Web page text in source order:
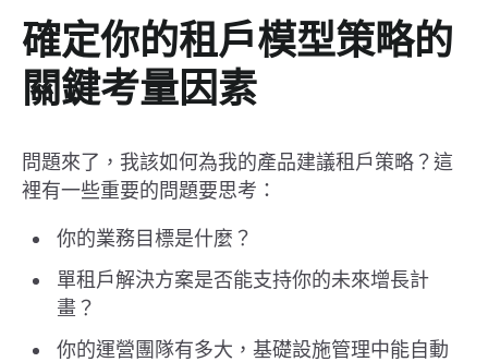
確定你的租戶模型策略的
關鍵考量因素
問題來了，我該如何為我的產品建議租戶策略？這
裡有一些重要的問題要思考：
你的業務目標是什麼？
單租戶解決方案是否能支持你的未來增長計
畫？
你的運營團隊有多大，基礎設施管理中能自動